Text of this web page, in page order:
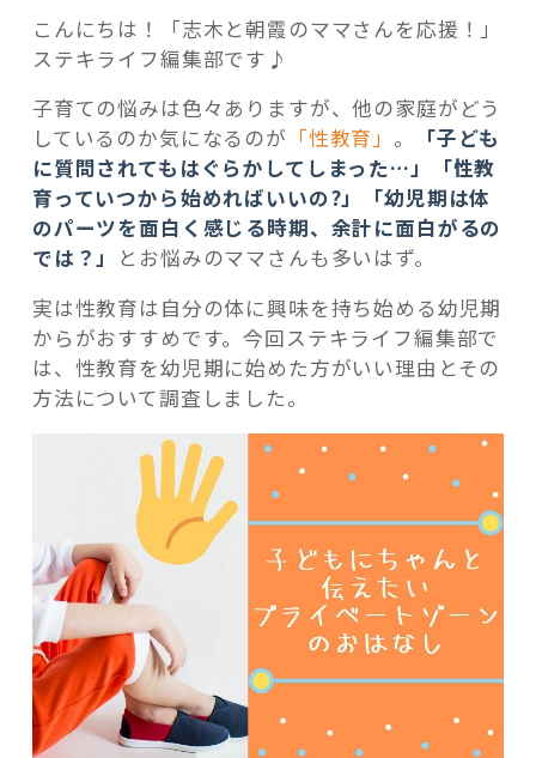
コーディネーター紹介
これからの暮らし 住み替え相談
記事検索
こんにちは！「志木と朝霞のママさんを応援！」
ステキライフ編集部です♪
子育ての悩みは色々ありますが、他の家庭がどう
しているのか気になるのが 「性教育」 。
「子ども
に質問されてもはぐらかしてしまった…」「性教
育っていつから始めればいいの?」「幼児期は体
のパーツを面白く感じる時期、余計に面白がるの
では？」
とお悩みのママさんも多いはず。
実は性教育は自分の体に興味を持ち始める幼児期
からがおすすめです。今回ステキライフ編集部で
は、性教育を幼児期に始めた方がいい理由とその
方法について調査しました。